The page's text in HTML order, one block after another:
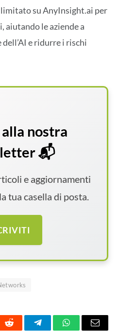
su AnyInsight.ai per
le aziende a
e ridurre i rischi
nostra
📬
e aggiornamenti
tua casella di posta.
Reddit TelegramWhatsAppEmail